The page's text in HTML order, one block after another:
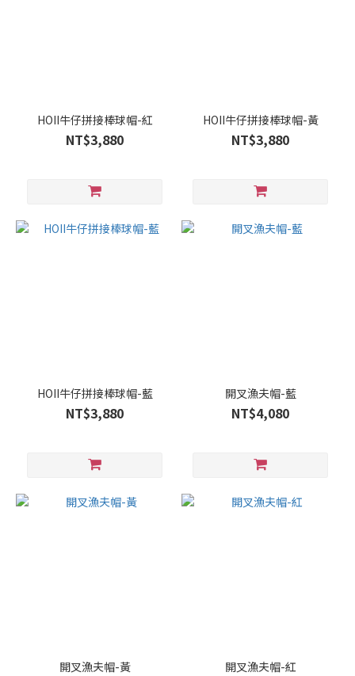
HOII牛仔拼接棒球帽-紅
NT$3,880
HOII牛仔拼接棒球帽-黃
NT$3,880
HOII牛仔拼接棒球帽-藍
NT$3,880
開叉漁夫帽-藍
NT$4,080
開叉漁夫帽-黃 開叉漁夫帽-紅